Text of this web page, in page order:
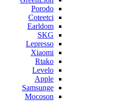
Porodo
Coteetci
Earldom
SKG
Lepresso
Xiaomi
Rtako
Levelo
Apple
Samsunge
Mocoson